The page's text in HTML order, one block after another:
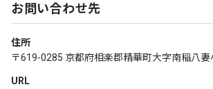
お問い合わせ先
住所
〒619-0285 京都府相楽郡精華町大字南稲八
URL